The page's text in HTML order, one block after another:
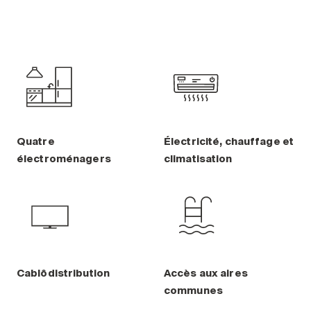
Quatre
électroménagers
Électricité, chauffage et
climatisation
Cablôdistribution
Accès aux aires
communes